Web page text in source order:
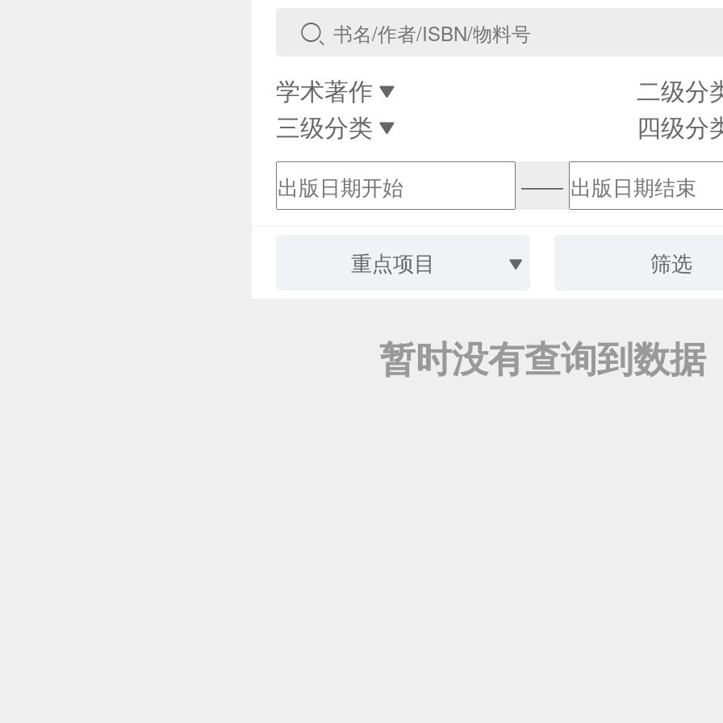
学术著作
二级分
三级分类
四级分
——
重点项目 筛选
暂时没有查询到数据